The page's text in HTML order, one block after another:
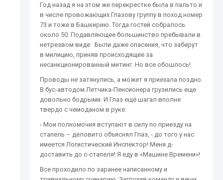
Год назад я на этом же перекрестке была в пальто и
в числе провожающих Глазову группу в поход номер
73 и тоже в Башкирию. Тогда гостей собралось
около 50. Подавляющее большинство пребывали в
нетрезвом виде. Были даже опасения, что заберут
в милицию, приняв происходящее за
несанкционированный митинг. Но все обошлось!
Проводы не затянулись, а может я приехала поздно.
В бус-автодом Летчика-Пенсионера грузились еще
довольно бодрыми. И Глаз ещё шагал вполне
твердо с чемоданом в руке.
- Мои полномочия вступают в силу по приезду на
стапель – деловито объяснял Глаз, - до того у нас
имеется Логистический Инспектор! Меня д-
доставить до с-стапеля! Я еду в «Машине Времени»!
Все проходило по заранее написанному и